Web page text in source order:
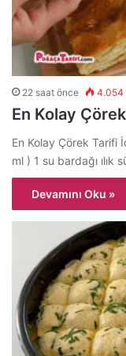
22 saat önce 4.054
En Kolay
En Kolay Çörek Tarifi
ml ) 1 su bardağı ılık
Devamını Oku »